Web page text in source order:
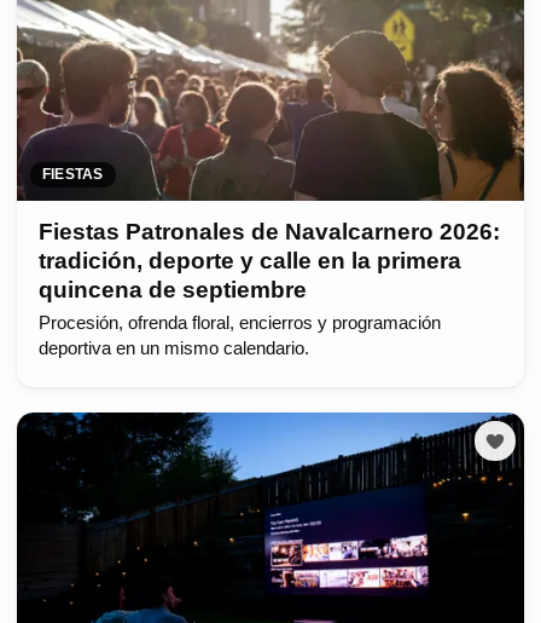
FIESTAS
Fiestas Patronales de Navalcarnero 2026:
tradición, deporte y calle en la primera
quincena de septiembre
Procesión, ofrenda floral, encierros y programación
deportiva en un mismo calendario.